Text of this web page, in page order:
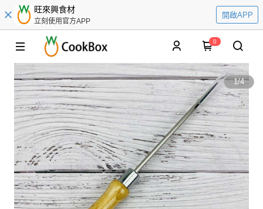
旺來興食材
立刻使用官方APP
開啟APP
0
1/4